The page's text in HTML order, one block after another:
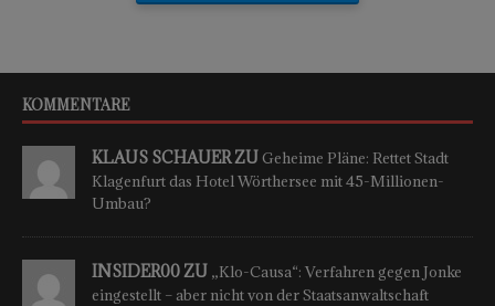
KOMMENTARE
KLAUS SCHAUER ZUGeheime Pläne: Rettet Stadt
Klagenfurt das Hotel Wörthersee mit 45-Millionen-
Umbau?
INSIDER00 ZU „Klo-Causa“: Verfahren gegen Jonke
eingestellt – aber nicht von der Staatsanwaltschaft